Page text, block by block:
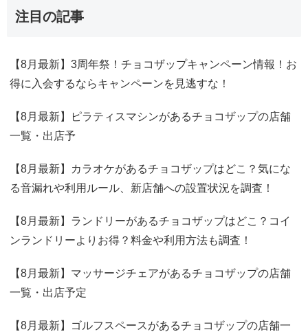
注目の記事
【8月最新】3周年祭！チョコザップキャンペーン情報！お
得に入会するならキャンペーンを見逃すな！
【8月最新】ピラティスマシンがあるチョコザップの店舗
一覧・出店予
【8月最新】カラオケがあるチョコザップはどこ？気にな
る音漏れや利用ルール、新店舗への設置状況を調査！
【8月最新】ランドリーがあるチョコザップはどこ？コイ
ンランドリーよりお得？料金や利用方法も調査！
【8月最新】マッサージチェアがあるチョコザップの店舗
一覧・出店予定
【8月最新】ゴルフスペースがあるチョコザップの店舗一